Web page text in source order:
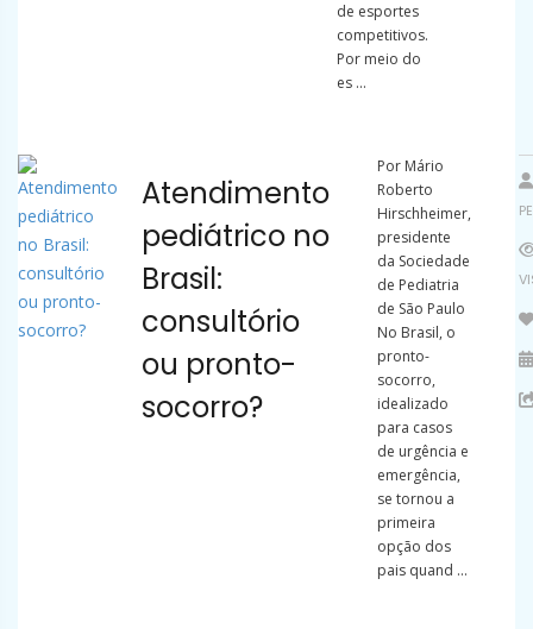
de esportes
competitivos.
Por meio do
es ...
Atendimento
pediátrico no
Brasil:
consultório
ou pronto-
socorro?
Por Mário
Roberto
Hirschheimer,
presidente
da Sociedade
de Pediatria
de São Paulo
No Brasil, o
pronto-
socorro,
idealizado
para casos
de urgência e
emergência,
se tornou a
primeira
opção dos
pais quand ...